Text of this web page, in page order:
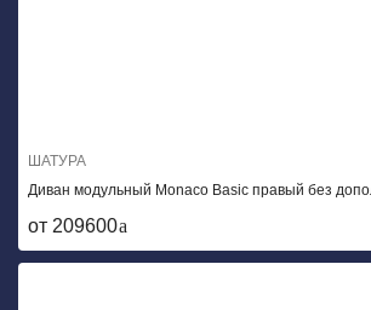
ШАТУРА
Диван модульный Monaco Basic правый без
от 209600